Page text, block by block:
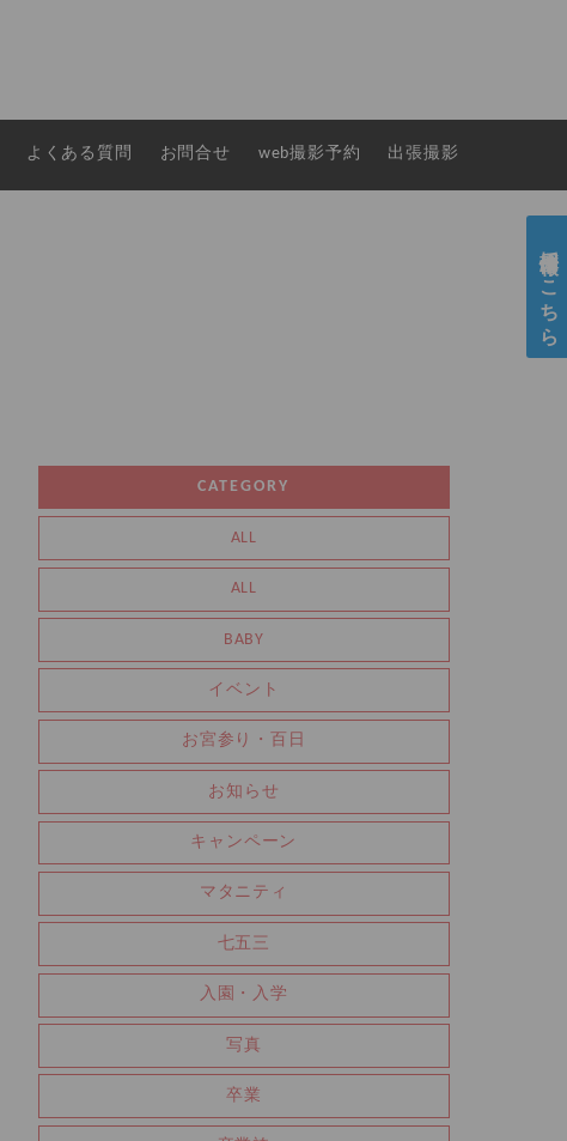
よくある質問 お問合せ web撮影予約 出張撮影
CATEGORY
ALL
ALL
BABY
イベント
お宮参り・百日
お知らせ
キャンペーン
マタニティ
七五三
入園・入学
写真
卒業
採用情報はこちら